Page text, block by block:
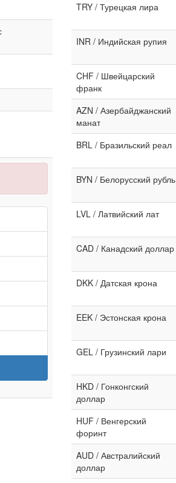
TRY / Турецкая лира
INR / Индийская рупия
CHF / Швейцарский
франк
AZN / Азербайджанский
манат
BRL / Бразильский реал
BYN / Белорусский рубль
LVL / Латвийский лат
CAD / Канадский доллар
DKK / Датская крона
EEK / Эстонская крона
GEL / Грузинский лари
HKD / Гонконгский
доллар
HUF / Венгерский
форинт
AUD / Австралийский
доллар